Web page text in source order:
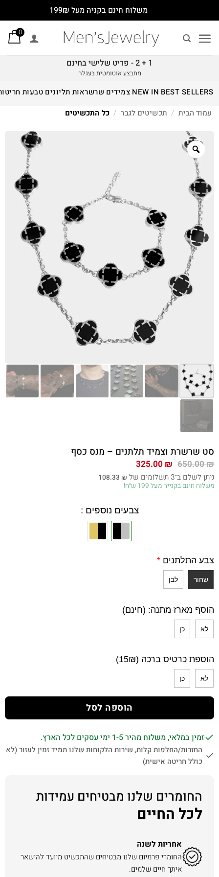
משלוח חינם בקניה מעל 199₪
0
1 + 2 - פריט שלישי בחינם
מתבצע אוטומטית בעגלה
BEST SELLERS
NEW IN צמידים שרשראותתליונים טבעותחריטות
עמוד הבית
/ תכשיטים לגבר / כל התכשיטים
Zoom
סט שרשרת וצמיד תלתנים – מנס כסף
650.00₪ המחיר
המקורי
היה:
650.00 ₪.
325.00₪ המחיר
הנוכחי
הוא:
325.00 ₪.
ניתן לשלם ב־3 תשלומים של 108.33₪
משלוח חינם בקנייה מעל 199 ש״ח!
צבעים נוספים :
צבע התלתנים*
שחור לבן
הוסף מארז מתנה: (חינם)
לא כן
הוספת כרטיס ברכה (15₪)
לא כן
הוספה לסל
זמין במלאי, משלוח מהיר 1-5 ימי עסקים לכל הארץ.
החזרות/החלפות קלות, שירות הלקוחות שלנו תמיד זמין לעזור (לא
כולל חריטה אישית)
החומרים שלנו מבטיחים עמידות
לכל החיים
אחריות לשנה
החומרי פרמיום שלנו מבטיחים שהתכשיט מיועד להישאר
איתך חיים שלמים.